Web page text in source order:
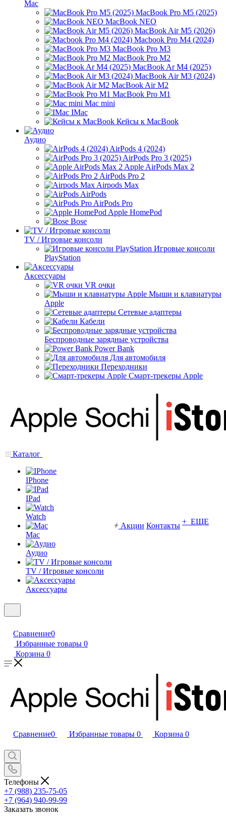
Mac
MacBook Pro M5 (2025)
MacBook NEO
MacBook Air M5 (2026)
Macbook Pro M4 (2024)
MacBook Pro M3
MacBook Pro M2
MacBook Ar M4 (2025)
MacBook Air M3 (2024)
MacBook Air M2
MacBook Pro M1
Mac mini
IMac
Кейсы к MacBook
Аудио
AirPods 4 (2024)
AirPods Pro 3 (2025)
Apple AirPods Max 2
AirPods Pro 2
Airpods Max
AirPods
AirPods Pro
Apple HomePod
Bose
TV / Игровые консоли
Игровые консоли
PlayStation
Аксессуары
VR очки
Мыши и клавиатуры
Apple
Сетевые адаптеры
Кабели
Беспроводные зарядные устройства
Power Bank
Для автомобиля
Переходники
Смарт-трекеры Apple
Каталог
IPhone
IPad
Watch
Mac
Аудио
TV / Игровые консоли
Аксессуары
Акции Контакты + ЕЩЕ
Сравнение0
Избранные товары 0
Корзина 0
Сравнение0 Избранные товары 0 Корзина 0
Телефоны
+7 (988) 235-75-05
+7 (964) 940-99-99
Заказать звонок